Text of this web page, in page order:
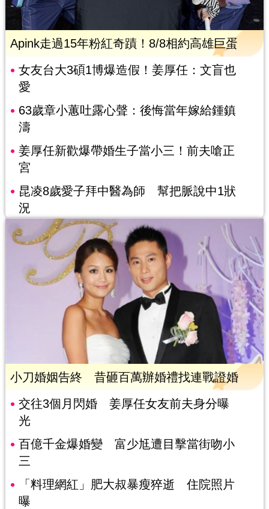
Apink走過15年粉紅奇蹟！8/8相約高雄巨蛋
女友台大3碩1博爆造假！姜厚任：文盲也
愛
63歲章小蕙吐露心聲：後悔當年嫁給鍾鎮
濤
姜厚任新歡爆帶婚生子當小三！前夫嗆正
宮
昆凌8歲愛子拜中醫為師 幫把脈說中1狀
況
小刀婚姻告終 昔砸百萬辦婚禮找連戰證婚
交往3個月閃婚 姜厚任女友前夫身分曝
光
百億千金爆婚變 富少尪遭目擊當街吻小
三
「料理網紅」肥大叔暴瘦猝逝 住院照片
曝